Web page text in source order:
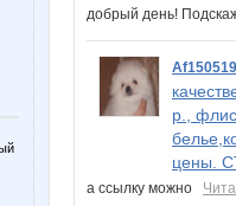
добрый день!
р.,
цены.
а ссылку можно